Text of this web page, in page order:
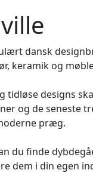
dansk
keramik og
tidløse designs
og de seneste
præg.
du finde
dem i din egen